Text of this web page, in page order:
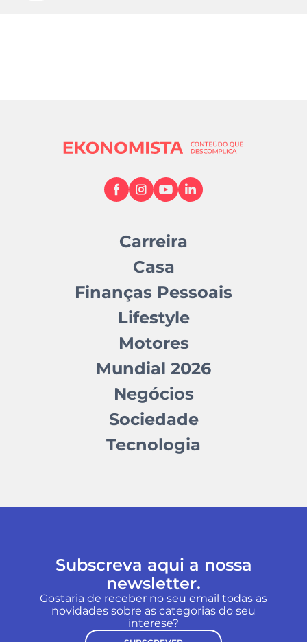
Carreira
Casa
Finanças Pessoais
Lifestyle
Motores
Mundial 2026
Negócios
Sociedade
Tecnologia
Subscreva aqui a nossa
newsletter.
Gostaria de receber no seu email todas as
novidades sobre as categorias do seu
interese?